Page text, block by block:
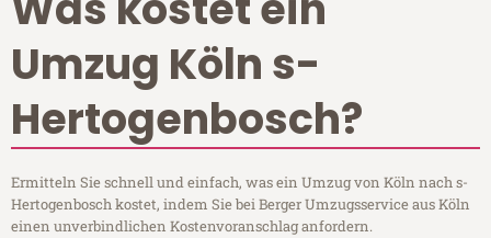
Umzug Köln s-
Hertogenbosch?
Ermitteln Sie schnell und einfach, was ein Umzug von Köln nach s-
Hertogenbosch kostet, indem Sie bei Berger Umzugsservice aus Köln
einen unverbindlichen Kostenvoranschlag anfordern.